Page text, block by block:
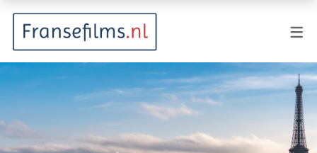
Animatie
Documentaire